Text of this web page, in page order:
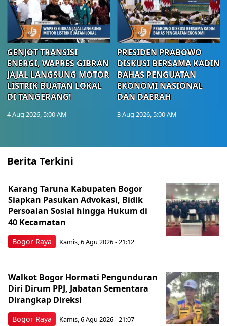
GENJOT TRANSISI
ENERGI, WAPRES GIBRAN
JAJAL LANGSUNG MOTOR
LISTRIK BUATAN LOKAL
DI TANGERANG!
4 Aug 2026, 5:00 AM
PRESIDEN PRABOWO
DISKUSI BERSAMA KADIN
BAHAS PENGUATAN
EKONOMI NASIONAL
DAN DAERAH
3 Aug 2026, 5:00 AM
Berita Terkini
Bogor Raya
Karang Taruna Kabupaten Bogor
Siapkan Pasukan Advokasi, Bidik
Persoalan Sosial hingga Hukum di
40 Kecamatan
Kamis, 6 Agu 2026 - 21:12
Bogor Raya
Walkot Bogor Hormati Pengunduran
Diri Dirum PPJ, Jabatan Sementara
Dirangkap Direksi
Kamis, 6 Agu 2026 - 21:07